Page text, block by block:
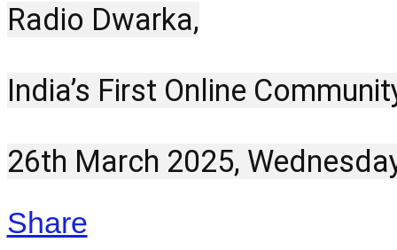
Radio Dwarka,
India’s First Online
26th March 2025,
Share